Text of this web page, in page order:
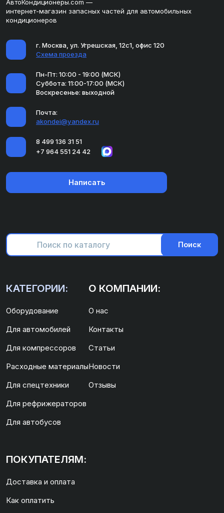
АвтоКондиционеры.com —
интернет-магазин запасных частей для автомобильных
кондиционеров
г. Москва, ул. Угрешская, 12с1, офис 120
Схема проезда
Пн-Пт: 10:00 - 19:00 (МСК)
Суббота: 11:00-17:00 (МСК)
Воскресенье: выходной
Почта:
akondei@yandex.ru
8 499 136 31 51
+7 964 551 24 42
Написать
Поиск
КАТЕГОРИИ:
Оборудование
Для автомобилей
Для компрессоров
Расходные материалы
Для спецтехники
Для рефрижераторов
Для автобусов
О КОМПАНИИ:
О нас
Контакты
Статьи
Новости
Отзывы
ПОКУПАТЕЛЯМ:
Доставка и оплата
Как оплатить